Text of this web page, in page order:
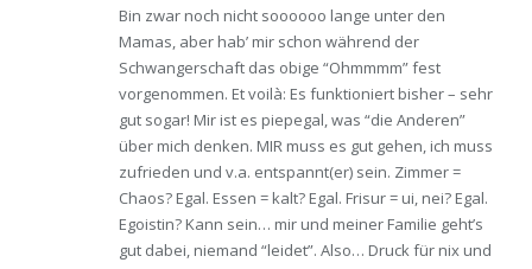
Bin zwar noch nicht soooooo lange unter den
Mamas, aber hab’ mir schon während der
Schwangerschaft das obige “Ohmmmm” fest
vorgenommen. Et voilà: Es funktioniert bisher – sehr
gut sogar! Mir ist es piepegal, was “die Anderen”
über mich denken. MIR muss es gut gehen, ich muss
zufrieden und v.a. entspannt(er) sein. Zimmer =
Chaos? Egal. Essen = kalt? Egal. Frisur = ui, nei? Egal.
Egoistin? Kann sein… mir und meiner Familie geht’s
gut dabei, niemand “leidet”. Also… Druck für nix und